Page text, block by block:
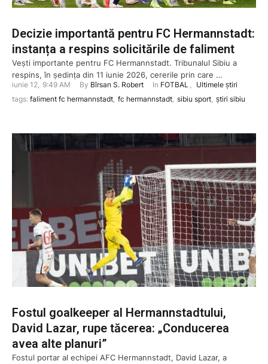
Decizie importantă pentru FC Hermannstadt:
instanța a respins solicitările de faliment
Vești importante pentru FC Hermannstadt. Tribunalul Sibiu a
respins, în ședința din 11 iunie 2026, cererile prin care …
iunie 12, 9:49 AM By Bîrsan S. Robert In FOTBAL , Ultimele știri
tags: faliment fc hermannstadt, fc hermannstadt, sibiu sport, știri sibiu
Fostul goalkeeper al Hermannstadtului,
David Lazar, rupe tăcerea: „Conducerea
avea alte planuri”
Fostul portar al echipei AFC Hermannstadt, David Lazar, a